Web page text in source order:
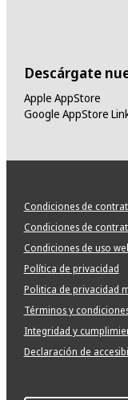
Descárgate
Apple AppStore
Google AppStore
Condiciones de
Condiciones de
Condiciones de uso
Política de privacidad
Politica de privacidad
Términos y
Integridad y
Declaración de